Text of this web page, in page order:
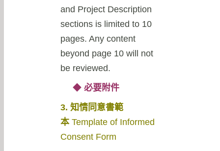
and Project Description
sections is limited to 10
pages. Any content
beyond page 10 will not
be reviewed.
◆ 必要附件
3. 知情同意書範
本Template of Informed
Consent Form